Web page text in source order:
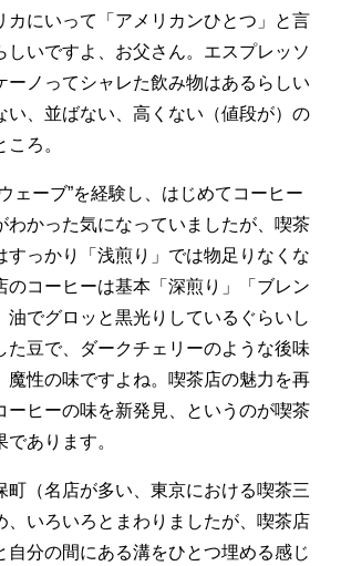
カにいって「アメリカンひとつ」と言
しいですよ、お父さん。エスプレッソ
ーノってシャレた飲み物はあるらしい
い、並ばない、高くない（値段が）の
ろ。
ェーブ”を経験し、はじめてコーヒー
わかった気になっていましたが、喫茶
すっかり「浅煎り」では物足りなくな
のコーヒーは基本「深煎り」「ブレン
油でグロッと黒光りしているぐらいし
た豆で、ダークチェリーのような後味
魔性の味ですよね。喫茶店の魅力を再
ーヒーの味を新発見、というのが喫茶
あります。
町（名店が多い、東京における喫茶三
、いろいろとまわりましたが、喫茶店
自分の間にある溝をひとつ埋める感じ